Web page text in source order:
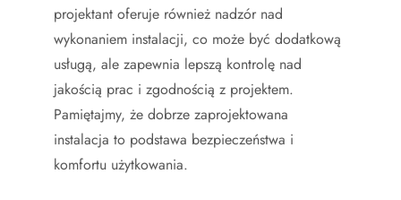
projektant oferuje również nadzór nad
wykonaniem instalacji, co może być dodatkową
usługą, ale zapewnia lepszą kontrolę nad
jakością prac i zgodnością z projektem.
Pamiętajmy, że dobrze zaprojektowana
instalacja to podstawa bezpieczeństwa i
komfortu użytkowania.